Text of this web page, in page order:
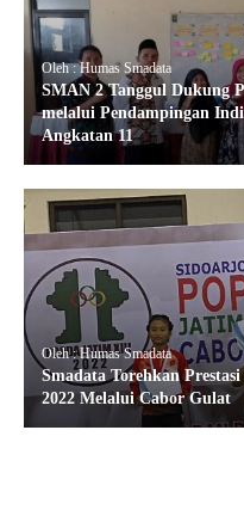
Oleh : Humas Smadata
SMAN 2 Tanggul Dukung
melalui Pendampingan
Angkatan 11
Oleh : Humas Smadata
Smadata Torehkan
2022 Melalui Cabor Gulat